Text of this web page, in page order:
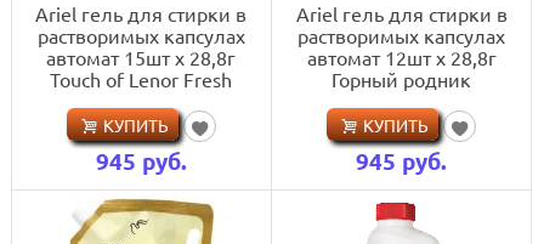
Ariel гель для стирки в
растворимых капсулах
автомат 15шт x 28,8г
Touch of Lenor Fresh
КУПИТЬ
945 руб.
Ariel гель для стирки в
растворимых капсулах
автомат 12шт x 28,8г
Горный родник
КУПИТЬ
945 руб.